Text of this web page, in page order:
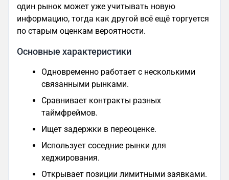
один рынок может уже учитывать новую
информацию, тогда как другой всё ещё торгуется
по старым оценкам вероятности.
Основные характеристики
Одновременно работает с несколькими
связанными рынками.
Сравнивает контракты разных
таймфреймов.
Ищет задержки в переоценке.
Использует соседние рынки для
хеджирования.
Открывает позиции лимитными заявками.